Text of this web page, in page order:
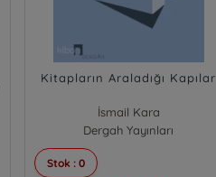
Kitapların Araladığı Kapılar
İsmail Kara
Dergah Yayınları
Stok : 0